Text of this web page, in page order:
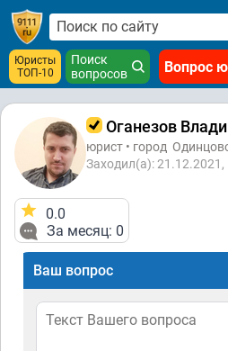
Юристы
ТОП-10
Поиск
вопросов
Вопрос
Оганезов
юрист • город
Заходил(а): 21.12.2021,
0.0
За месяц: 0
Ваш вопрос